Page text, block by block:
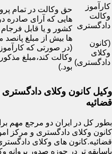
کارآموز
وکالت
دادگستری
(کانون
وکلای
دادگستری)
حق وکالت در تمام
هایی که آرای صادره
کشور و یا قابل
ها بیش از مبلغ پانصد
(در صورتی که
وکالت کند،مبلغ
بود.)
وکیل کانون وکلای
قضائیه
بطور کل در ایران دو مرجع مهم
کانون وکلای دادگستری و مرکز
قضائیه.کانون های وکلای
باسابقه تر در حوزه صدور پروانه